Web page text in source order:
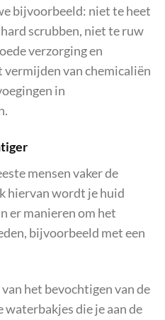
bijvoorbeeld: niet te heet
scrubben, niet te ruw
verzorging en
vermijden van chemicaliën
in
mensen vaker de
hiervan wordt je huid
er manieren om het
bijvoorbeeld met een
het bevochtigen van de
die je aan de